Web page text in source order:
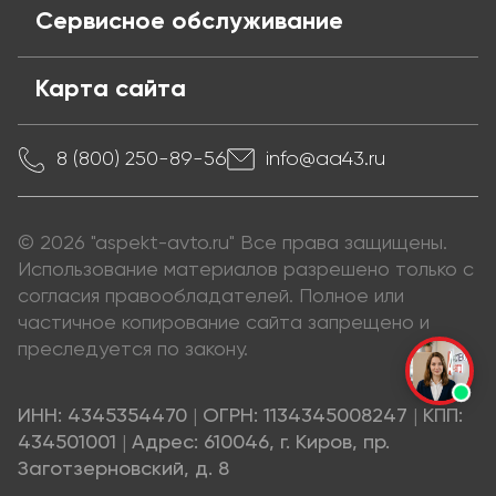
Сервисное обслуживание
Карта сайта
8 (800) 250-89-56 info@aa43.ru
© 2026 "aspekt-avto.ru" Все права защищены.
Использование материалов разрешено только с
согласия правообладателей. Полное или
частичное копирование сайта запрещено и
преследуется по закону.
ИНН: 4345354470 ОГРН: 1134345008247
КПП:
434501001
Адрес: 610046, г. Киров, пр.
Заготзерновский, д. 8